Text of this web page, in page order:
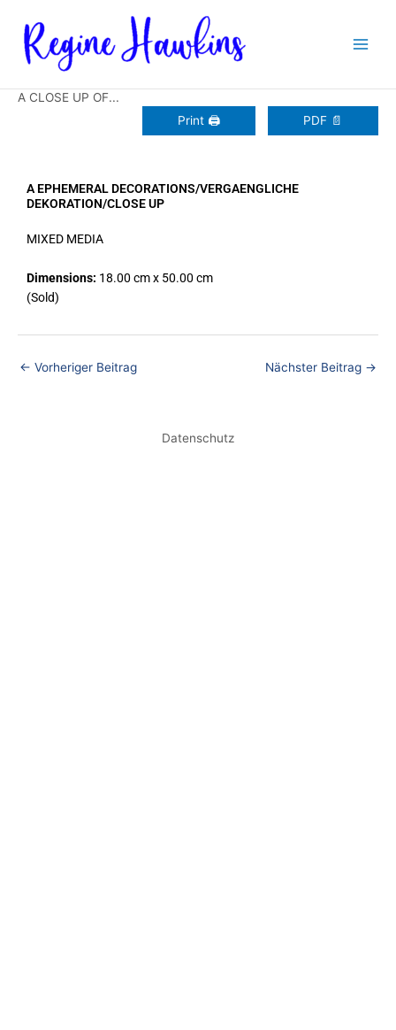
Inhalt
springen
A CLOSE UP OF...
Print 🖨
PDF 📄
A EPHEMERAL DECORATIONS/VERGAENGLICHE
DEKORATION/CLOSE UP
MIXED MEDIA
Dimensions: 18.00 cm x 50.00 cm
(Sold)
← Vorheriger Beitrag Nächster Beitrag →
Datenschutz